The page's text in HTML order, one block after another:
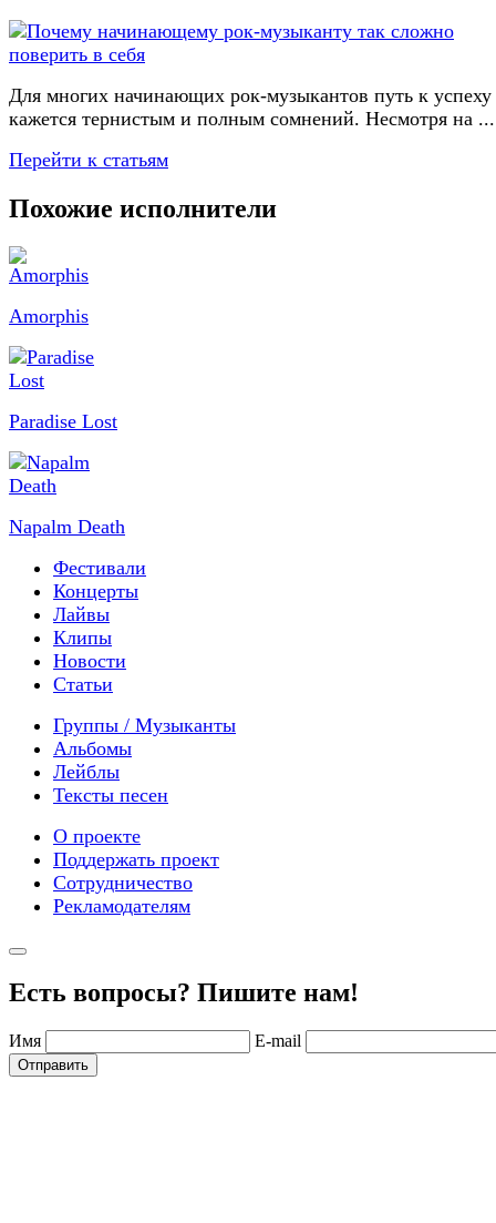
Для многих начинающих рок-музыкантов путь к успеху
кажется тернистым и полным сомнений. Несмотря на ...
Перейти к статьям
Похожие исполнители
Amorphis
Paradise Lost
Napalm Death
Фестивали
Концерты
Лайвы
Клипы
Новости
Статьи
Группы / Музыканты
Альбомы
Лейблы
Тексты песен
О проекте
Поддержать проект
Сотрудничество
Рекламодателям
Есть вопросы? Пишите нам!
Имя E-mail